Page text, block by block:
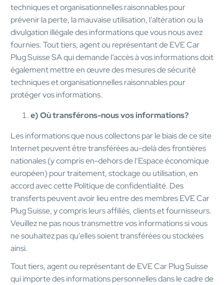
techniques et organisationnelles raisonnables pour
prévenir la perte, la mauvaise utilisation, l’altération ou la
divulgation illégale des informations que vous nous avez
fournies. Tout tiers, agent ou représentant de EVE Car
Plug Suisse SA qui demande l’accès à vos informations doit
également mettre en œuvre des mesures de sécurité
techniques et organisationnelles raisonnables pour
protéger vos informations.
e) Où transférons-nous vos informations?
Les informations que nous collectons par le biais de ce site
Internet peuvent être transférées au-delà des frontières
nationales (y compris en-dehors de l’Espace économique
européen) pour traitement, stockage ou utilisation, en
accord avec cette Politique de confidentialité. Des
transferts peuvent avoir lieu entre des membres EVE Car
Plug Suisse, y compris leurs affiliés, clients et fournisseurs.
Veuillez ne pas nous transmettre vos informations si vous
ne souhaitez pas qu’elles soient transférées ou stockées
ainsi.
Tout tiers, agent ou représentant de EVE Car Plug Suisse
qui importe des informations personnelles dans le cadre de